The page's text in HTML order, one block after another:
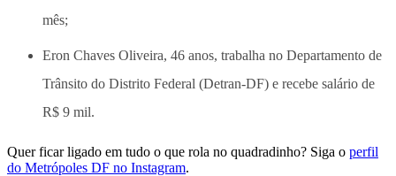
mês;
Eron Chaves Oliveira, 46 anos, trabalha no Departamento de
Trânsito do Distrito Federal (Detran-DF) e recebe salário de
R$ 9 mil.
Quer ficar ligado em tudo o que rola no quadradinho? Siga o perfil
do Metrópoles DF no Instagram.